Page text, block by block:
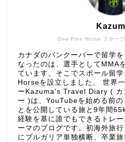
One Fine Horse スポーツ
カナダのバンクーバーで留学
なったのは、選手としてMMA
ています。そこでスポール留
Horseを設立しました。 世界
ーKazuma's Travel Diary ( カ
ー )は、YouTubeを始める前の
とを公開している旅と9年間
経験を基に誰でもできるトレ
ーマのブログです。初海外旅
にブルガリア単独横断、卒業